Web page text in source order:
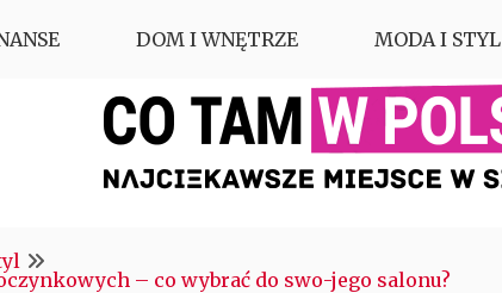
DOM I WNĘTRZE MODA I STYL
– co wybrać do swo-jego salonu?